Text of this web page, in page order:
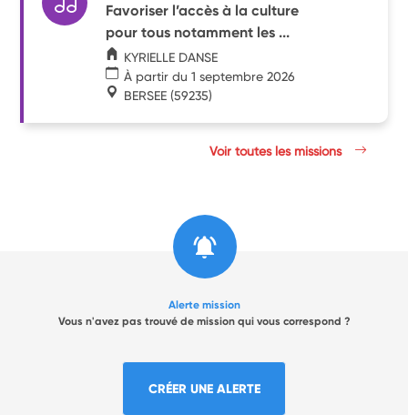
Favoriser l’accès à la culture
pour tous notamment les ...
KYRIELLE DANSE
À partir du 1 septembre 2026
BERSEE (59235)
Voir toutes les missions
Alerte mission
Vous n'avez pas trouvé de mission qui vous correspond ?
CRÉER UNE ALERTE